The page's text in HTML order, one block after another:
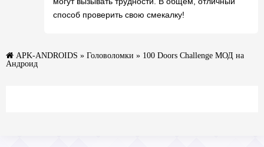
способ проверить свою смекалку!
APK-ANDROIDS » Головоломки » 100 Doors Challenge МОД на
Андроид